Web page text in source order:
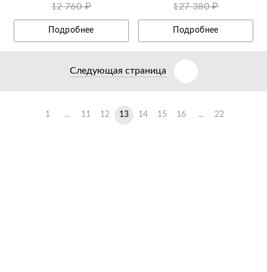
12 760 ₽
Подробнее
127 380 ₽
Подробнее
Следующая страница
1 ... 11 12 13 14 15 16 ... 22